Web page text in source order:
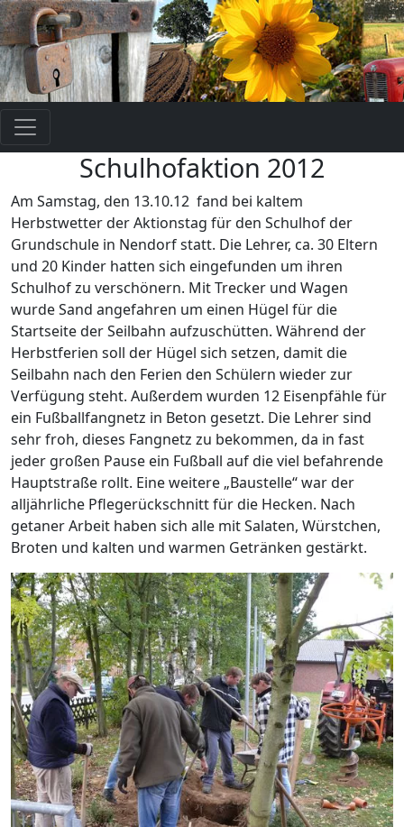
Schulhofaktion 2012
Am Samstag, den 13.10.12 fand bei kaltem
Herbstwetter der Aktionstag für den Schulhof der
Grundschule in Nendorf statt. Die Lehrer, ca. 30 Eltern
und 20 Kinder hatten sich eingefunden um ihren
Schulhof zu verschönern. Mit Trecker und Wagen
wurde Sand angefahren um einen Hügel für die
Startseite der Seilbahn aufzuschütten. Während der
Herbstferien soll der Hügel sich setzen, damit die
Seilbahn nach den Ferien den Schülern wieder zur
Verfügung steht. Außerdem wurden 12 Eisenpfähle für
ein Fußballfangnetz in Beton gesetzt. Die Lehrer sind
sehr froh, dieses Fangnetz zu bekommen, da in fast
jeder großen Pause ein Fußball auf die viel befahrende
Hauptstraße rollt. Eine weitere „Baustelle“ war der
alljährliche Pflegerückschnitt für die Hecken. Nach
getaner Arbeit haben sich alle mit Salaten, Würstchen,
Broten und kalten und warmen Getränken gestärkt.